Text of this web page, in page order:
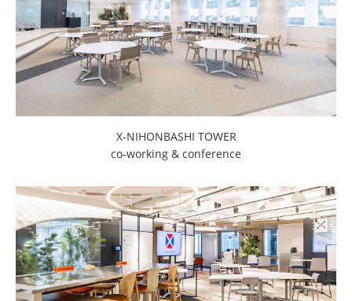
X-NIHONBASHI TOWER
co-working & conference